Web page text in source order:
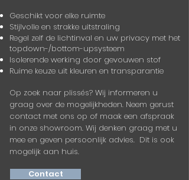
Contact
Geschikt voor elke ruimte
Stijlvolle en strakke uitstraling
Regel zelf de lichtinval en uw privacy met het
topdown-/bottom-upsysteem ​
Isolerende werking door gevouwen stof
Ruime keuze uit kleuren en transparantie
Op zoek naar plissés? Wij informeren u
graag over de mogelijkheden. Neem gerust
contact met ons op of maak een afspraak
in onze showroom. Wij denken graag met u
mee en geven persoonlijk advies. Dit is ook
mogelijk aan huis.